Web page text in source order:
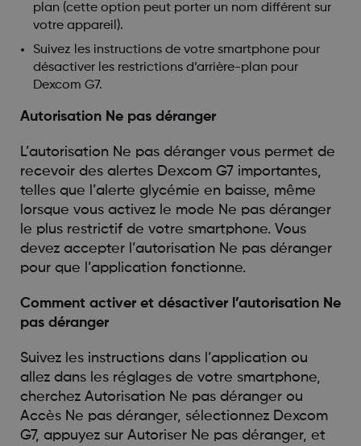
plan (cette option peut porter un nom différent sur
votre appareil).
Suivez les instructions de votre smartphone pour
désactiver les restrictions d’arrière-plan pour
Dexcom G7.
Autorisation Ne pas déranger
L’autorisation Ne pas déranger vous permet de
recevoir des alertes Dexcom G7 importantes,
telles que l’alerte glycémie en baisse, même
lorsque vous activez le mode Ne pas déranger
le plus restrictif de votre smartphone. Vous
devez accepter l’autorisation Ne pas déranger
pour que l’application fonctionne.
Comment activer et désactiver l’autorisation Ne
pas déranger
Suivez les instructions dans l’application ou
allez dans les réglages de votre smartphone,
cherchez Autorisation Ne pas déranger ou
Accès Ne pas déranger, sélectionnez Dexcom
G7, appuyez sur Autoriser Ne pas déranger, et